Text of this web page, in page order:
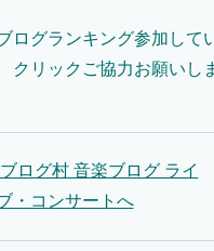
ログランキング参加して
クリックご協力お願いし